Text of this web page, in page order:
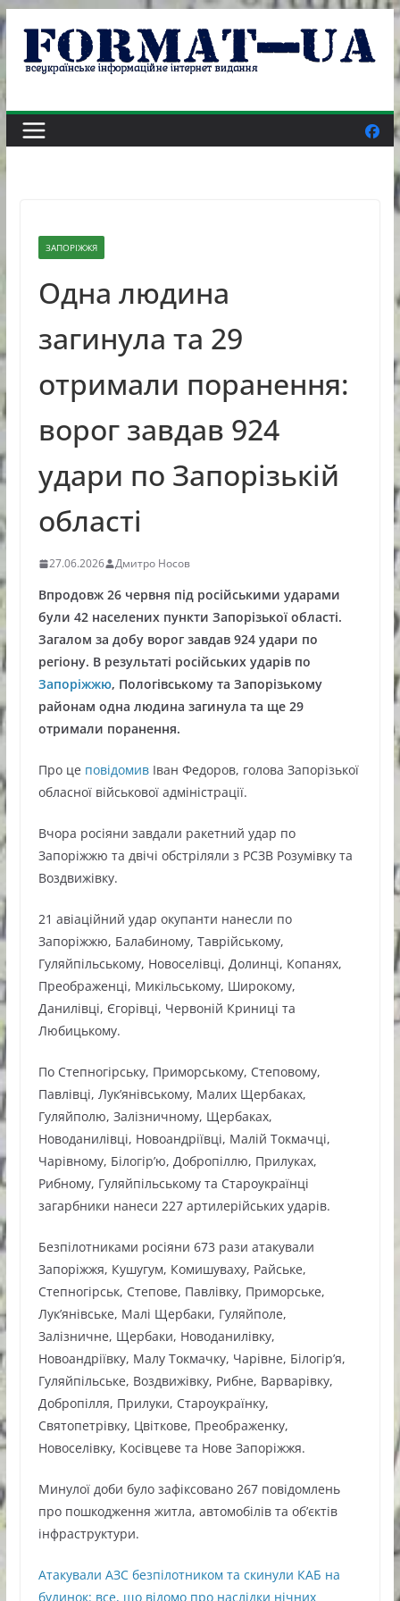
Skip
content
ЗАПОРІЖЖЯ
Одна людина
загинула та 29
отримали поранення:
ворог завдав 924
удари по Запорізькій
області
27.06.2026 Дмитро Носов
Впродовж 26 червня під російськими ударами
були 42 населених пункти Запорізької області.
Загалом за добу ворог завдав 924 удари по
регіону. В результаті російських ударів по
Запоріжжю, Пологівському та Запорізькому
районам одна людина загинула та ще 29
отримали поранення.
Про це повідомивІван Федоров, голова Запорізької
обласної військової адміністрації.
Вчора росіяни завдали ракетний удар по
Запоріжжю та двічі обстріляли з РСЗВ Розумівку та
Воздвижівку.
21 авіаційний удар окупанти нанесли по
Запоріжжю, Балабиному, Таврійському,
Гуляйпільському, Новоселівці, Долинці, Копанях,
Преображенці, Микільському, Широкому,
Данилівці, Єгорівці, Червоній Криниці та
Любицькому.
По Степногірську, Приморському, Степовому,
Павлівці, Лук’янівському, Малих Щербаках,
Гуляйполю, Залізничному, Щербаках,
Новоданилівці, Новоандріївці, Малій Токмачці,
Чарівному, Білогір’ю, Добропіллю, Прилуках,
Рибному, Гуляйпільському та Староукраїнці
загарбники нанеси 227 артилерійських ударів.
Безпілотниками росіяни 673 рази атакували
Запоріжжя, Кушугум, Комишуваху, Райське,
Степногірськ, Степове, Павлівку, Приморське,
Лук’янівське, Малі Щербаки, Гуляйполе,
Залізничне, Щербаки, Новоданилівку,
Новоандріївку, Малу Токмачку, Чарівне, Білогір’я,
Гуляйпільське, Воздвижівку, Рибне, Варварівку,
Добропілля, Прилуки, Староукраїнку,
Святопетрівку, Цвіткове, Преображенку,
Новоселівку, Косівцеве та Нове Запоріжжя.
Минулої доби було зафіксовано 267 повідомлень
про пошкодження житла, автомобілів та обʼєктів
інфраструктури.
Атакували АЗС безпілотником та скинули КАБ на
будинок: все, що відомо про наслідки нічних